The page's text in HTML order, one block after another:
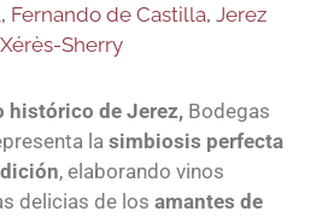
, Fernando de Castilla, Jerez
Sherry
histórico de Jerez, Bodegas
la simbiosis perfecta
, elaborando vinos
delicias de los amantes de